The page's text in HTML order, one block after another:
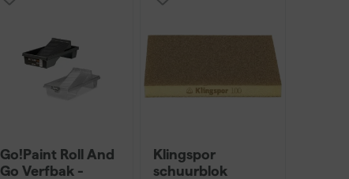
Go!Paint Roll And
Go Verfbak -
Klingspor
schuurblok